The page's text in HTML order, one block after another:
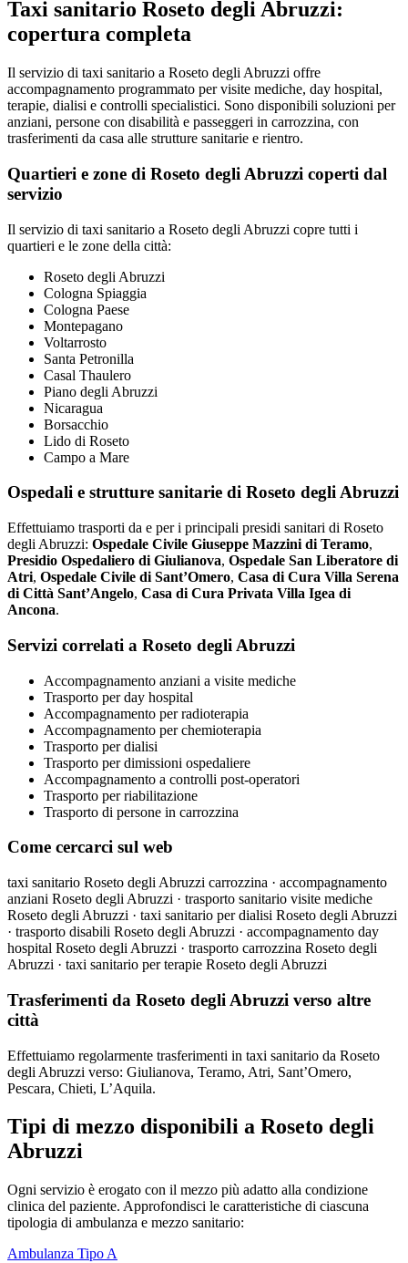
Taxi sanitario Roseto degli Abruzzi:
copertura completa
Il servizio di taxi sanitario a Roseto degli Abruzzi offre
accompagnamento programmato per visite mediche, day hospital,
terapie, dialisi e controlli specialistici. Sono disponibili soluzioni per
anziani, persone con disabilità e passeggeri in carrozzina, con
trasferimenti da casa alle strutture sanitarie e rientro.
Quartieri e zone di Roseto degli Abruzzi coperti dal
servizio
Il servizio di taxi sanitario a Roseto degli Abruzzi copre tutti i
quartieri e le zone della città:
Roseto degli Abruzzi
Cologna Spiaggia
Cologna Paese
Montepagano
Voltarrosto
Santa Petronilla
Casal Thaulero
Piano degli Abruzzi
Nicaragua
Borsacchio
Lido di Roseto
Campo a Mare
Ospedali e strutture sanitarie di Roseto degli Abruzzi
Effettuiamo trasporti da e per i principali presidi sanitari di Roseto
degli Abruzzi: Ospedale Civile Giuseppe Mazzini di Teramo,
Presidio Ospedaliero di Giulianova, Ospedale San Liberatore di
Atri, Ospedale Civile di Sant’Omero, Casa di Cura Villa Serena
di Città Sant’Angelo, Casa di Cura Privata Villa Igea di
Ancona.
Servizi correlati a Roseto degli Abruzzi
Accompagnamento anziani a visite mediche
Trasporto per day hospital
Accompagnamento per radioterapia
Accompagnamento per chemioterapia
Trasporto per dialisi
Trasporto per dimissioni ospedaliere
Accompagnamento a controlli post-operatori
Trasporto per riabilitazione
Trasporto di persone in carrozzina
Come cercarci sul web
taxi sanitario Roseto degli Abruzzi carrozzina · accompagnamento
anziani Roseto degli Abruzzi · trasporto sanitario visite mediche
Roseto degli Abruzzi · taxi sanitario per dialisi Roseto degli Abruzzi
· trasporto disabili Roseto degli Abruzzi · accompagnamento day
hospital Roseto degli Abruzzi · trasporto carrozzina Roseto degli
Abruzzi · taxi sanitario per terapie Roseto degli Abruzzi
Trasferimenti da Roseto degli Abruzzi verso altre
città
Effettuiamo regolarmente trasferimenti in taxi sanitario da Roseto
degli Abruzzi verso: Giulianova, Teramo, Atri, Sant’Omero,
Pescara, Chieti, L’Aquila.
Tipi di mezzo disponibili a Roseto degli
Abruzzi
Ogni servizio è erogato con il mezzo più adatto alla condizione
clinica del paziente. Approfondisci le caratteristiche di ciascuna
tipologia di ambulanza e mezzo sanitario:
Ambulanza Tipo A